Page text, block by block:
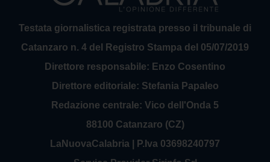
Testata giornalistica registrata presso il tribunale di
Catanzaro n. 4 del Registro Stampa del 05/07/2019
Direttore responsabile: Enzo Cosentino
Direttore editoriale: Stefania Papaleo
Redazione centrale: Vico dell'Onda 5
88100 Catanzaro (CZ)
LaNuovaCalabria | P.Iva 03698240797